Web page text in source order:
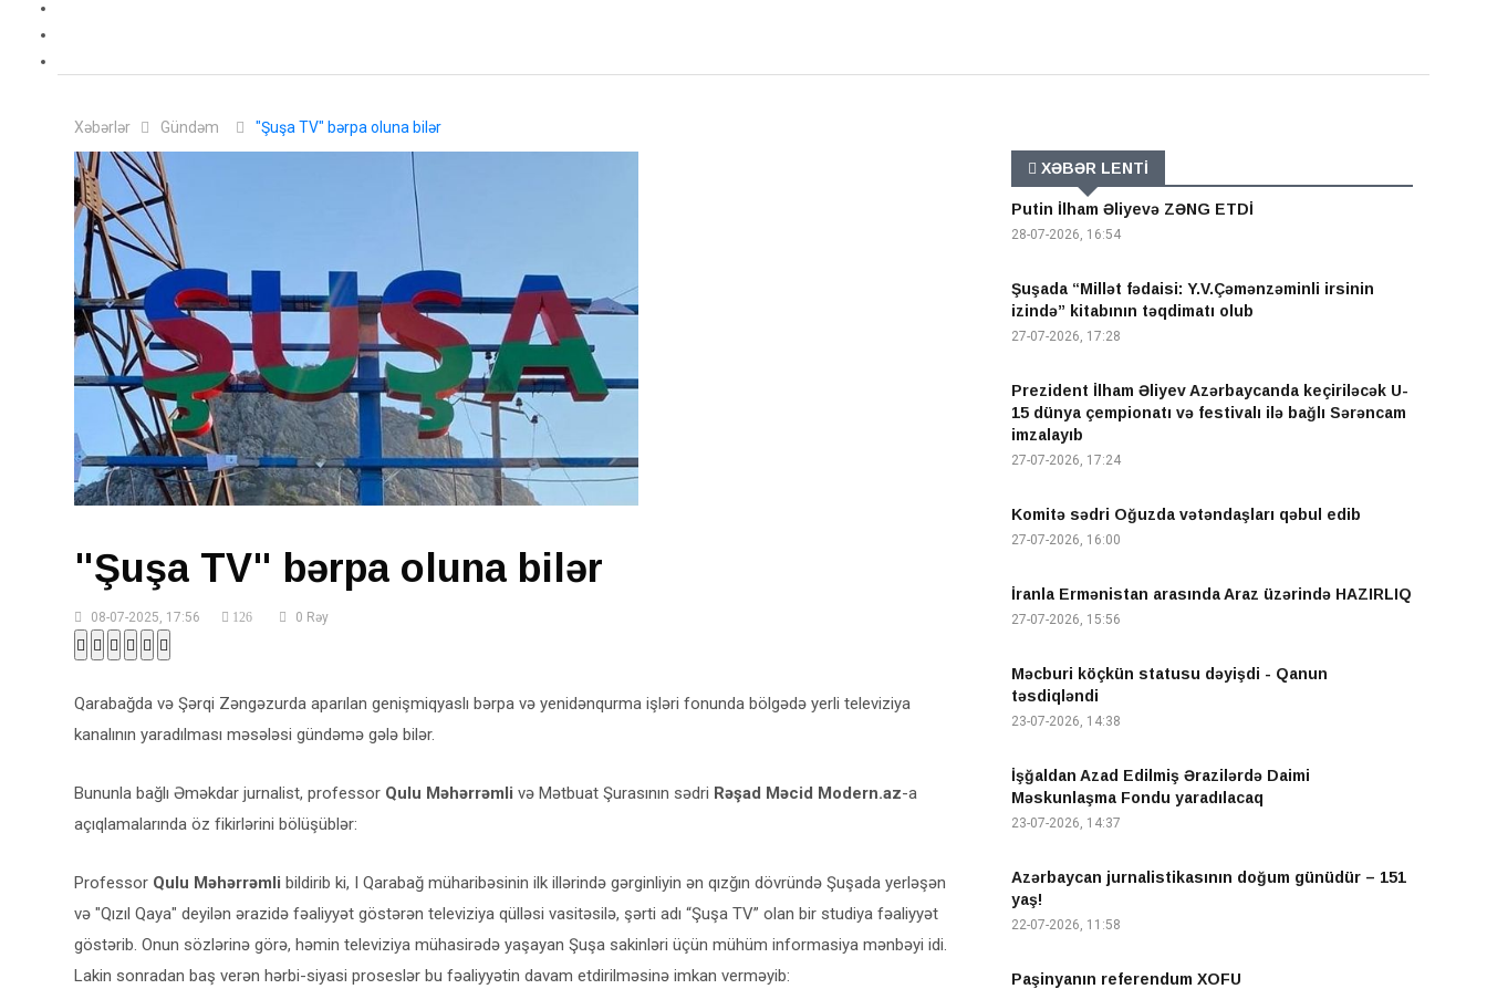
Xəbərlər Gündəm "Şuşa TV" bərpa oluna bilər
"Şuşa TV" bərpa oluna bilər
08-07-2025, 17:56 126 0 Rəy
Qarabağda və Şərqi Zəngəzurda aparılan genişmiqyaslı bərpa və yenidənqurma işləri fonunda bölgədə yerli televiziya
kanalının yaradılması məsələsi gündəmə gələ bilər.
Bununla bağlı Əməkdar jurnalist, professor Qulu Məhərrəmli və Mətbuat Şurasının sədri Rəşad Məcid Modern.az-a
açıqlamalarında öz fikirlərini bölüşüblər:
Professor Qulu Məhərrəmli bildirib ki, I Qarabağ müharibəsinin ilk illərində gərginliyin ən qızğın dövründə Şuşada yerləşən
və "Qızıl Qaya" deyilən ərazidə fəaliyyət göstərən televiziya qülləsi vasitəsilə, şərti adı “Şuşa TV” olan bir studiya fəaliyyət
göstərib. Onun sözlərinə görə, həmin televiziya mühasirədə yaşayan Şuşa sakinləri üçün mühüm informasiya mənbəyi idi.
Lakin sonradan baş verən hərbi-siyasi proseslər bu fəaliyyətin davam etdirilməsinə imkan verməyib:
XƏBƏR LENTİ
Putin İlham Əliyevə ZƏNG ETDİ
28-07-2026, 16:54
Şuşada “Millət fədaisi: Y.V.Çəmənzəminli irsinin
izində” kitabının təqdimatı olub
27-07-2026, 17:28
Prezident İlham Əliyev Azərbaycanda keçiriləcək U-
15 dünya çempionatı və festivalı ilə bağlı Sərəncam
imzalayıb
27-07-2026, 17:24
Komitə sədri Oğuzda vətəndaşları qəbul edib
27-07-2026, 16:00
İranla Ermənistan arasında Araz üzərində HAZIRLIQ
27-07-2026, 15:56
Məcburi köçkün statusu dəyişdi - Qanun
təsdiqləndi
23-07-2026, 14:38
İşğaldan Azad Edilmiş Ərazilərdə Daimi
Məskunlaşma Fondu yaradılacaq
23-07-2026, 14:37
Azərbaycan jurnalistikasının doğum günüdür – 151
yaş!
22-07-2026, 11:58
Paşinyanın referendum XOFU